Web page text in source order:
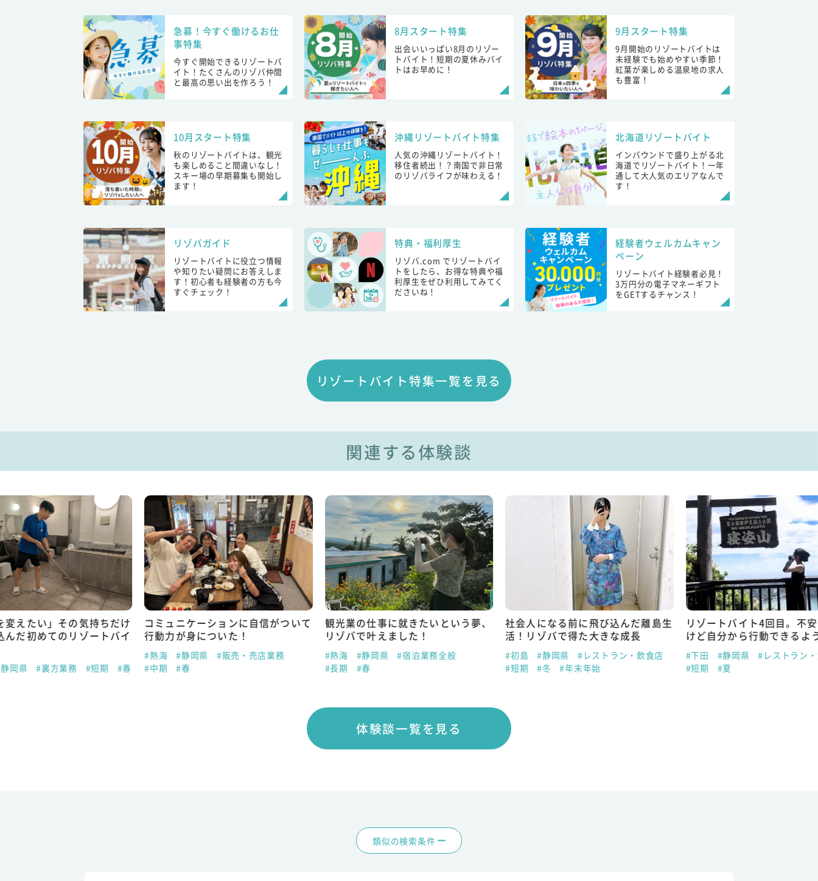
急募！今すぐ働けるお仕
事特集
今すぐ開始できるリゾートバ
イト！たくさんのリゾバ仲間
と最高の思い出を作ろう！
8月スタート特集
出会いいっぱい8月のリゾー
トバイト！短期の夏休みバイ
トはお早めに！
9月スタート特集
9月開始のリゾートバイトは
未経験でも始めやすい季節！
紅葉が楽しめる温泉地の求人
も豊富！
10月スタート特集
秋のリゾートバイトは、観光
も楽しめること間違いなし！
スキー場の早期募集も開始し
ます！
沖縄リゾートバイト特集
人気の沖縄リゾートバイト！
移住者続出！？南国で非日常
のリゾバライフが味わえる！
北海道リゾートバイト
インバウンドで盛り上がる北
海道でリゾートバイト！一年
通して大人気のエリアなんで
す！
リゾバガイド
リゾートバイトに役立つ情報
や知りたい疑問にお答えしま
す！初心者も経験者の方も今
すぐチェック！
特典・福利厚生
リゾバ.com でリゾートバイ
トをしたら、お得な特典や福
利厚生をぜひ利用してみてく
ださいね！
経験者ウェルカムキャン
ペーン
リゾートバイト経験者必見！
3万円分の電子マネーギフト
をGETするチャンス！
リゾートバイト特集一覧を見る
関連する体験談
春
コミュニケーションに自信がついて
行動力が身についた！
#販売・売店業務
#中期
#春
観光業の仕事に就きたいという夢、
リゾバで叶えました！
#熱海 #静岡県
#宿泊業務全般
社会人になる前に飛び込んだ離島生
活！リゾバで得た大きな成長
#初島 #静岡県
#レストラン・飲食店
リゾートバイト4回目。不安だった
けど自分から行動できるように！
#下田 #静岡県
#レストラン・飲食店
#短期
#夏
リゾートバイ
い切って行っ
#初島 #静岡県
体験談一覧を見る
類似の検索条件